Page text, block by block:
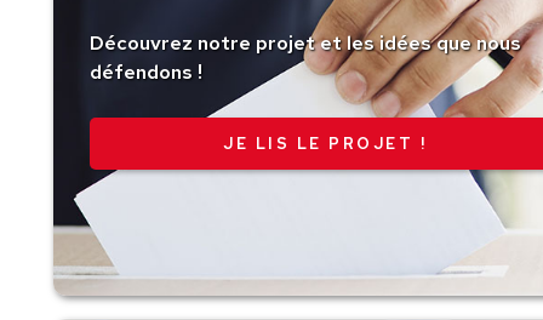
Découvrez notre projet et les idées que nous
défendons !
JE LIS LE PROJET !